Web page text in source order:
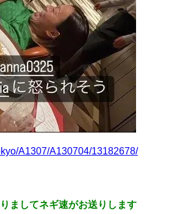
A1307/A130704/13182678/
ましてネギ速がお送りします